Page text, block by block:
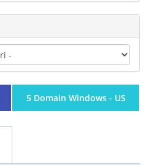
5 Domain Windows - US